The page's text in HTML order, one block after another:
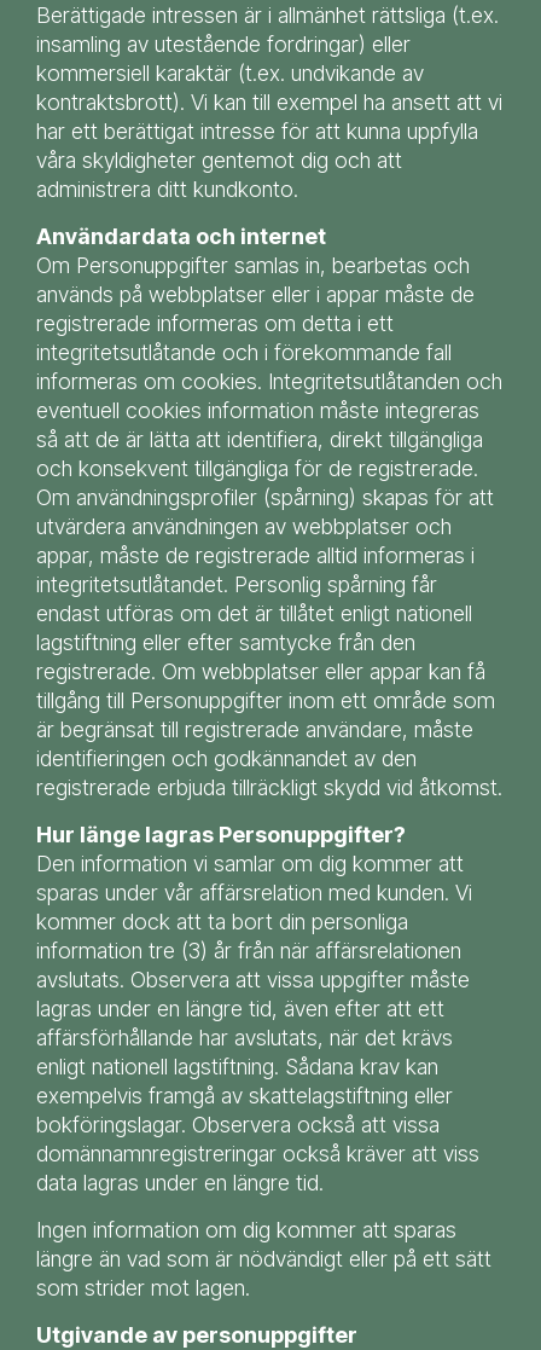
Berättigade intressen är i allmänhet rättsliga (t.ex.
insamling av utestående fordringar) eller
kommersiell karaktär (t.ex. undvikande av
kontraktsbrott). Vi kan till exempel ha ansett att vi
har ett berättigat intresse för att kunna uppfylla
våra skyldigheter gentemot dig och att
administrera ditt kundkonto.
Användardata och internet
Om Personuppgifter samlas in, bearbetas och
används på webbplatser eller i appar måste de
registrerade informeras om detta i ett
integritetsutlåtande och i förekommande fall
informeras om cookies. Integritetsutlåtanden och
eventuell cookies information måste integreras
så att de är lätta att identifiera, direkt tillgängliga
och konsekvent tillgängliga för de registrerade.
Om användningsprofiler (spårning) skapas för att
utvärdera användningen av webbplatser och
appar, måste de registrerade alltid informeras i
integritetsutlåtandet. Personlig spårning får
endast utföras om det är tillåtet enligt nationell
lagstiftning eller efter samtycke från den
registrerade. Om webbplatser eller appar kan få
tillgång till Personuppgifter inom ett område som
är begränsat till registrerade användare, måste
identifieringen och godkännandet av den
registrerade erbjuda tillräckligt skydd vid åtkomst.
Hur länge lagras Personuppgifter?
Den information vi samlar om dig kommer att
sparas under vår affärsrelation med kunden. Vi
kommer dock att ta bort din personliga
information tre (3) år från när affärsrelationen
avslutats. Observera att vissa uppgifter måste
lagras under en längre tid, även efter att ett
affärsförhållande har avslutats, när det krävs
enligt nationell lagstiftning. Sådana krav kan
exempelvis framgå av skattelagstiftning eller
bokföringslagar. Observera också att vissa
domännamnregistreringar också kräver att viss
data lagras under en längre tid.
Ingen information om dig kommer att sparas
längre än vad som är nödvändigt eller på ett sätt
som strider mot lagen.
Utgivande av personuppgifter